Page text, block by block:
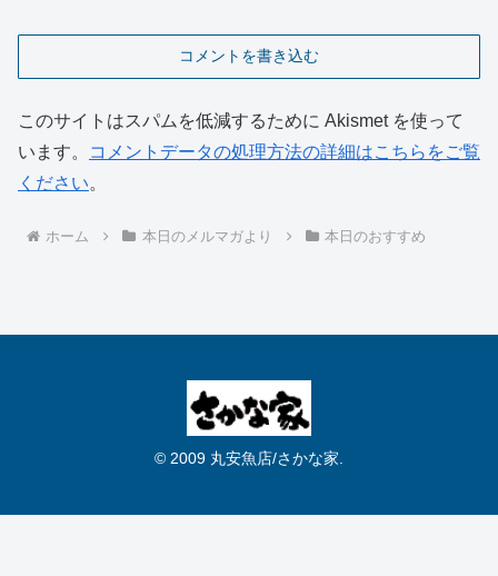
コメントを書き込む
このサイトはスパムを低減するために Akismet を使って
います。
コメントデータの処理方法の詳細はこちらをご覧
ください。
ホーム 本日のメルマガより 本日のおすすめ
© 2009 丸安魚店/さかな家.